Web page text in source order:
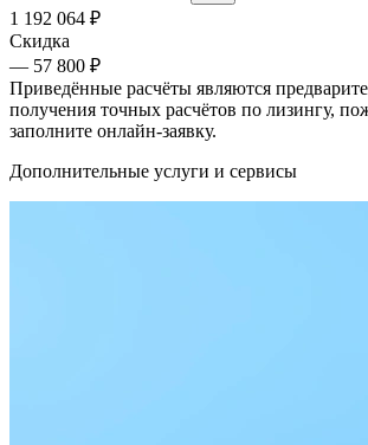
1 192 064 ₽
Скидка
— 57 800 ₽
Приведённые расчёты являются
получения точных расчётов по лизингу,
заполните онлайн-заявку.
Дополнительные услуги и сервисы